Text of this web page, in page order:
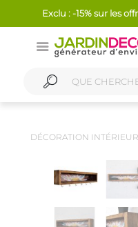
Exclu : -15% sur les
DÉCORATION